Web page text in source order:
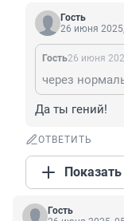
Гость
26 июня
Гость26 июня
через
Да ты гений!
ОТВЕТИТЬ
Гость